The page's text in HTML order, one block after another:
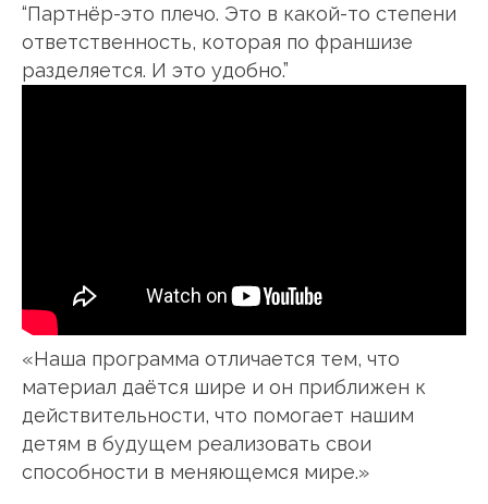
“Партнёр-это плечо. Это в какой-то степени
ответственность, которая по франшизе
разделяется. И это удобно.”
«Наша программа отличается тем, что
материал даётся шире и он приближен к
действительности, что помогает нашим
детям в будущем реализовать свои
способности в меняющемся мире.»